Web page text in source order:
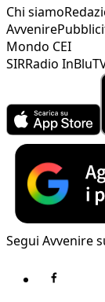
Chi siamo
Avvenire
Mondo CEI
SIRRadio InBlu
Segui Avvenire